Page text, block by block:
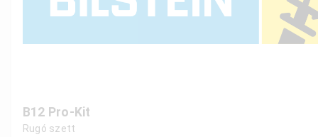
B12 Pro-Kit
Rugó szett